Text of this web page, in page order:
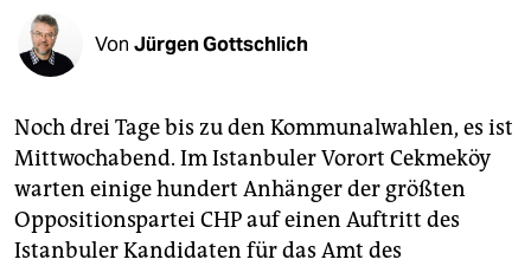
veranstaltungen
shop
unterstützen
abo
genossenschaft
Von Jürgen Gottschlich
Noch drei Tage bis zu den Kommunalwahlen, es ist
Mittwochabend. Im Istanbuler Vorort Cekmeköy
warten einige hundert Anhänger der größten
Oppositionspartei CHP auf einen Auftritt des
Istanbuler Kandidaten für das Amt des